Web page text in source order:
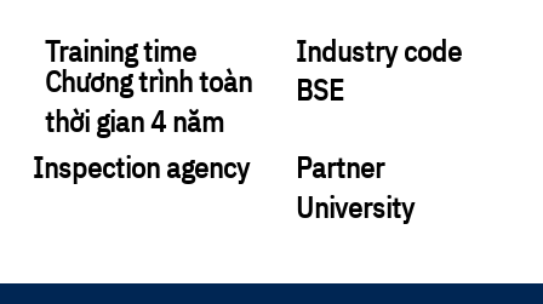
Partner
University
Inspection agency
BSE
Chương trình toàn
thời gian 4 năm
Training time Industry code